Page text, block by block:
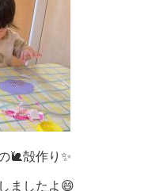
🐌殻作り✨
ましたよ😄